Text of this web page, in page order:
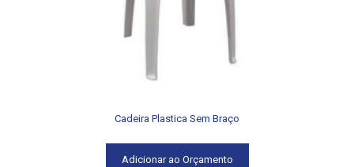
Cadeira Plastica Sem Braço
Adicionar ao Orçamento